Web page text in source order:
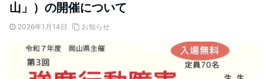
山」）の開催について
2026年1月14日 お知らせ